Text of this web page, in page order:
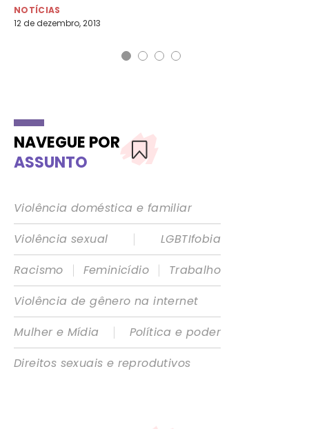
NOTÍCIAS
12 de dezembro, 2013
NAVEGUE POR
ASSUNTO
Violência doméstica e familiar
Violência sexual
|
LGBTIfobia
Racismo
| Feminicídio |
Trabalho
Violência de gênero na internet
Mulher e Mídia
|
Política e poder
Direitos sexuais e reprodutivos